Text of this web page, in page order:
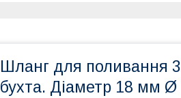
Шланг для поливання
бухта. Діаметр 18 мм Ø